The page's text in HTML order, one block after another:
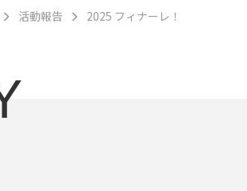
活動報告 2025 フィナーレ！